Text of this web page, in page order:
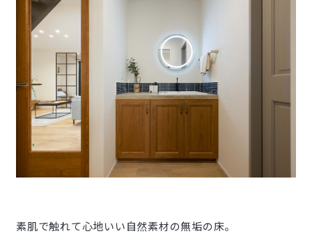
素肌で触れて心地いい自然素材の無垢の床。